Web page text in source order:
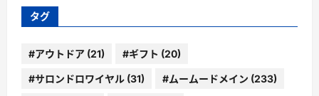
ー
タグ
#アウトドア (21) #ギフト (20)
#サロンドロワイヤル (31) #ムームードメイン (233)